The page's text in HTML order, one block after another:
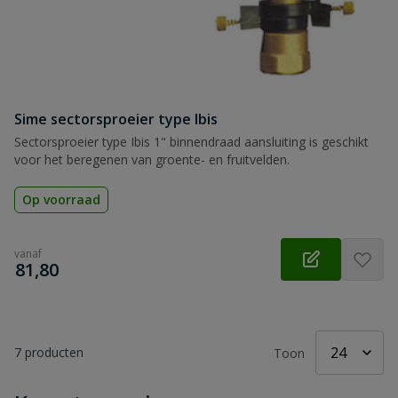
Sime sectorsproeier type Ibis
Sectorsproeier type Ibis 1" binnendraad aansluiting is geschikt
voor het beregenen van groente- en fruitvelden.
Op voorraad
vanaf
€
81,80
7 producten Toon